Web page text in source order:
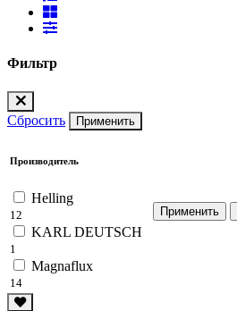
Фильтр
Сбросить Применить
Производитель
Helling
12
KARL DEUTSCH
1
Magnaflux
14